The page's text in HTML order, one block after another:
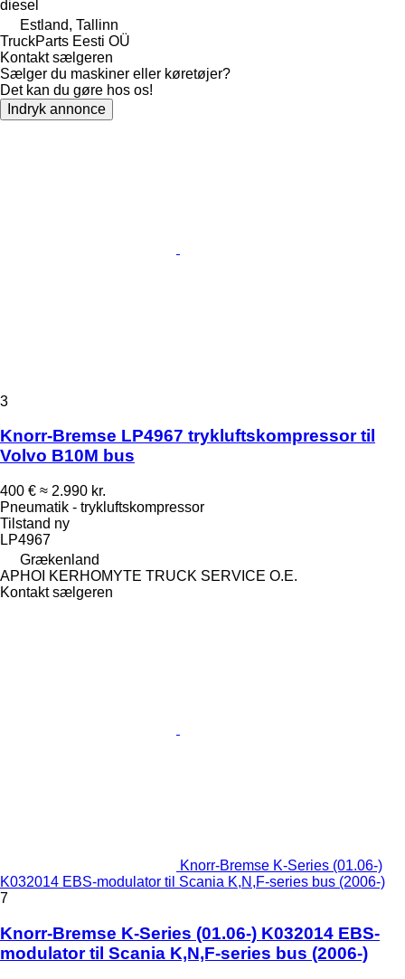
diesel
Estland, Tallinn
TruckParts Eesti OÜ
Kontakt sælgeren
Sælger du maskiner eller køretøjer?
Det kan du gøre hos os!
Indryk annonce
3
Knorr-Bremse LP4967 trykluftskompressor til
Volvo B10M bus
400 € ≈ 2.990 kr.
Pneumatik - trykluftskompressor
Tilstand ny
LP4967
Grækenland
APHOI KERHOMYTE TRUCK SERVICE O.E.
Kontakt sælgeren
Knorr-Bremse K-Series (01.06-)
K032014 EBS-modulator til Scania K,N,F-series bus (2006-)
7
Knorr-Bremse K-Series (01.06-) K032014 EBS-
modulator til Scania K,N,F-series bus (2006-)